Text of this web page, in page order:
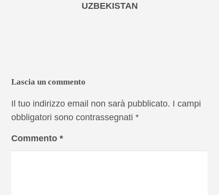
UZBEKISTAN
Lascia un commento
Il tuo indirizzo email non sarà pubblicato. I campi
obbligatori sono contrassegnati *
Commento *